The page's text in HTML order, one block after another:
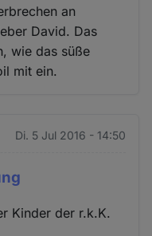
an
David. Das
wie das süße
mit ein.
Di. 5 Jul 2016 - 14:50
Kinder der r.k.K.